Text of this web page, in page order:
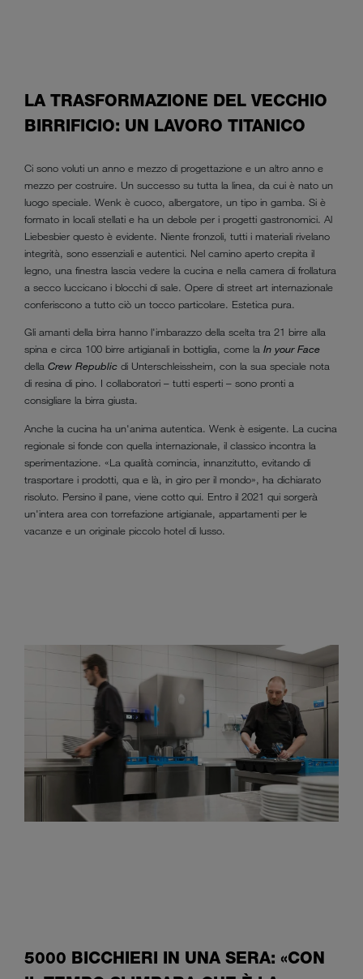
LA TRASFORMAZIONE DEL VECCHIO
BIRRIFICIO: UN LAVORO TITANICO
Ci sono voluti un anno e mezzo di progettazione e un altro anno e
mezzo per costruire. Un successo su tutta la linea, da cui è nato un
luogo speciale. Wenk è cuoco, albergatore, un tipo in gamba. Si è
formato in locali stellati e ha un debole per i progetti gastronomici. Al
Liebesbier questo è evidente. Niente fronzoli, tutti i materiali rivelano
integrità, sono essenziali e autentici. Nel camino aperto crepita il
legno, una finestra lascia vedere la cucina e nella camera di frollatura
a secco luccicano i blocchi di sale. Opere di street art internazionale
conferiscono a tutto ciò un tocco particolare. Estetica pura.
Gli amanti della birra hanno l'imbarazzo della scelta tra 21 birre alla
spina e circa 100 birre artigianali in bottiglia, come la In your Face
della Crew Republic di Unterschleissheim, con la sua speciale nota
di resina di pino. I collaboratori – tutti esperti – sono pronti a
consigliare la birra giusta.
Anche la cucina ha un'anima autentica. Wenk è esigente. La cucina
regionale si fonde con quella internazionale, il classico incontra la
sperimentazione. «La qualità comincia, innanzitutto, evitando di
trasportare i prodotti, qua e là, in giro per il mondo», ha dichiarato
risoluto. Persino il pane, viene cotto qui. Entro il 2021 qui sorgerà
un'intera area con torrefazione artigianale, appartamenti per le
vacanze e un originale piccolo hotel di lusso.
5000 BICCHIERI IN UNA SERA: «CON